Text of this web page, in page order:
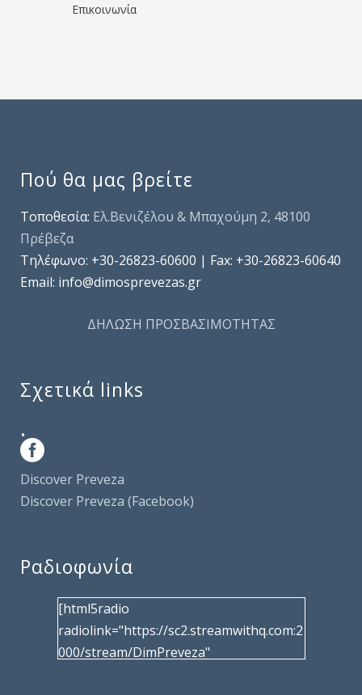
Επικοινωνία
Πού θα μας βρείτε
Τοποθεσία: Ελ.Βενιζέλου & Μπαχούμη 2, 48100
Πρέβεζα
Τηλέφωνo: +30-26823-60600 | Fax: +30-26823-60640
Email: info@dimosprevezas.gr
ΔΗΛΩΣΗ ΠΡΟΣΒΑΣΙΜΟΤΗΤΑΣ
Σχετικά links
.
Discover Preveza
Discover Preveza (Facebook)
Ραδιοφωνία
[html5radio
radiolink="https://sc2.streamwithq.com:2
000/stream/DimPreveza"